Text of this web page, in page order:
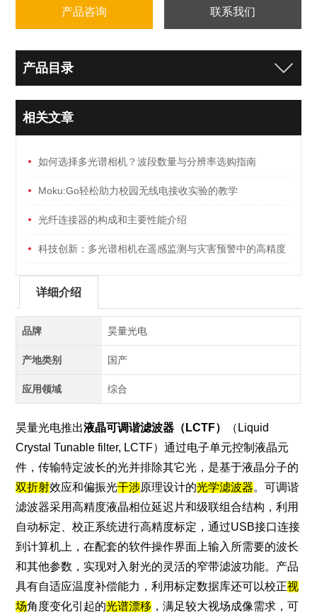
产品咨询 联系我们
产品目录
相关文章
如何选择多光谱相机？波段数量与分辨率选购指南
Moku:Go轻松助力校园无线电接收实验的教学
光纤连接器的构成和主要性能介绍
科技创新：多光谱相机在遥感监测与灾害预警中的高精度
识别与分析
详细介绍
品牌 昊量光电
产地类别 国产
应用领域 综合
昊量光电推出液晶可调谐滤波器（LCTF）
（Liquid
Crystal Tunablefilter, LCTF）通过电子单元控制液晶元
件，传输特定波长的光并排除其它光，是基于液晶分子的
双折射效应和偏振光干涉原理设计的光学滤波器。可调谐
滤波器采用高精度液晶相位延迟片和级联组合结构，利用
自动标定、校正系统进行高精度标定，通过USB接口连接
到计算机上，在配套的软件操作界面上输入所需要的波长
和其他参数，实现对入射光的灵活的窄带滤波功能。产品
具有自适应温度补偿能力，利用标定数据库还可以校正视
场角度变化引起的光谱漂移 ，满足较大视场成像需求，可